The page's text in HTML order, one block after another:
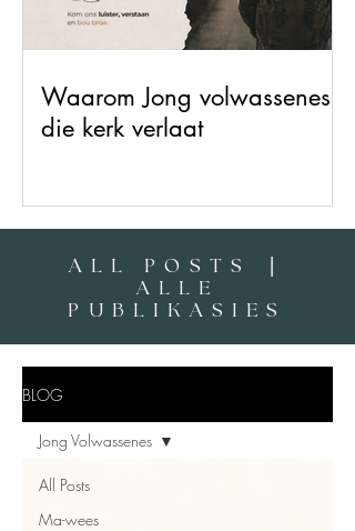
Waarom Jong volwassenes
die kerk verlaat
ALL POSTS |
ALLE
PUBLIKASIES
BLOG
All Posts
Ma-wees
Jong Volwassenes